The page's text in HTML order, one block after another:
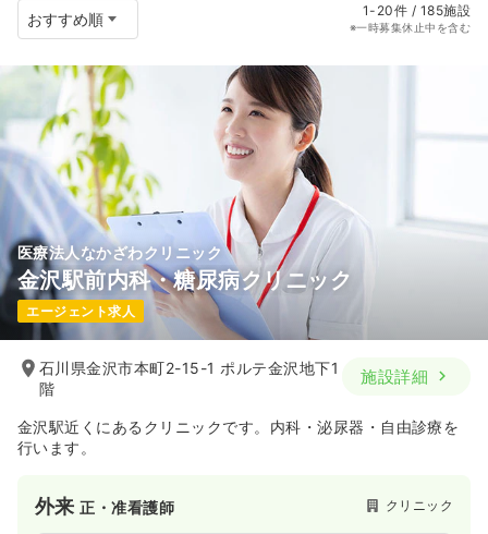
1-20件 / 185施設
※一時募集休止中を含む
医療法人なかざわクリニック
金沢駅前内科・糖尿病クリニック
エージェント求人
石川県金沢市本町2-15-1 ポルテ金沢地下1
階
施設詳細
金沢駅近くにあるクリニックです。内科・泌尿器・自由診療を
行います。
外来正・准看護師 クリニック